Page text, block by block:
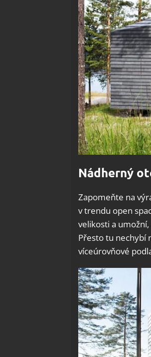
Nádherný
Zapomeňte na
v trendu open
velikosti a
Přesto tu nechybí
víceúrovňové